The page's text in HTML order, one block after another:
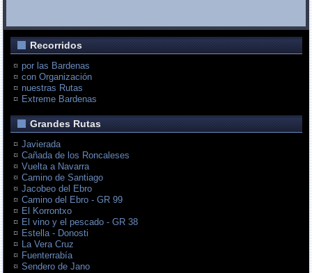
Recorridos
por las Bardenas
con Organización
nuestras Rutas
Extreme Bardenas
Grandes Rutas
Javierada
Cañada de los Roncaleses
Vuelta a Navarra
Camino de Santiago
Jacobeo del Ebro
Camino del Ebro - GR 99
El Korrontxo
El vino y el pescado - GR 38
Estella - Donosti
La Vera Cruz
Fuenterrabía
Sendero de Jano